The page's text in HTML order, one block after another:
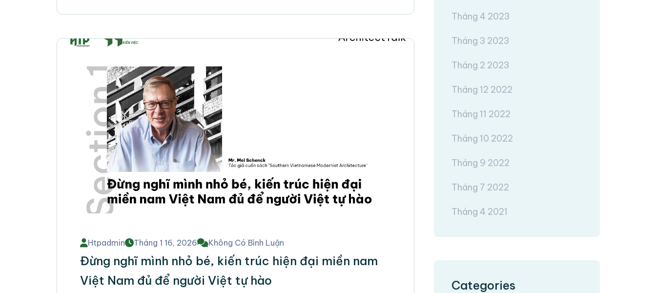
Htpadmin Tháng 1 16, 2026 Không Có Bình Luận
Đừng nghĩ mình nhỏ bé, kiến trúc hiện đại miền nam
Việt Nam đủ để người Việt tự hào
Tháng 4 2023
Tháng 3 2023
Tháng 2 2023
Tháng 12 2022
Tháng 11 2022
Tháng 10 2022
Tháng 9 2022
Tháng 7 2022
Tháng 4 2021
Categories